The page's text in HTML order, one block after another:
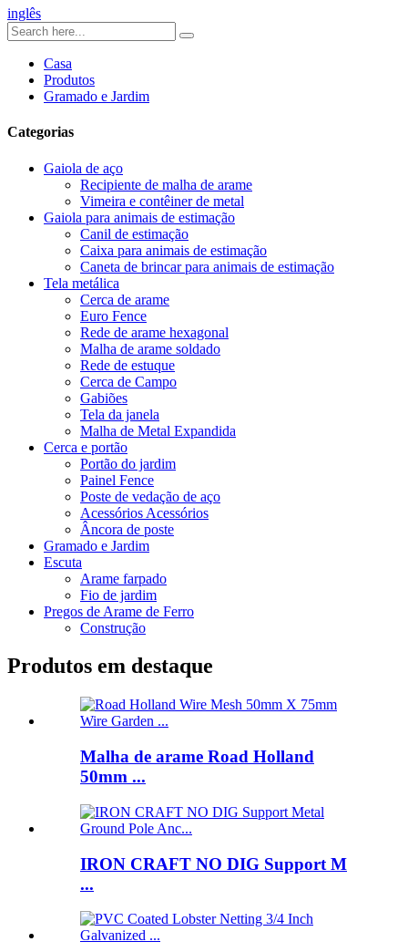
inglês
Casa
Produtos
Gramado e Jardim
Categorias
Gaiola de aço
Recipiente de malha de arame
Vimeira e contêiner de metal
Gaiola para animais de estimação
Canil de estimação
Caixa para animais de estimação
Caneta de brincar para animais de estimação
Tela metálica
Cerca de arame
Euro Fence
Rede de arame hexagonal
Malha de arame soldado
Rede de estuque
Cerca de Campo
Gabiões
Tela da janela
Malha de Metal Expandida
Cerca e portão
Portão do jardim
Painel Fence
Poste de vedação de aço
Acessórios Acessórios
Âncora de poste
Gramado e Jardim
Escuta
Arame farpado
Fio de jardim
Pregos de Arame de Ferro
Construção
Produtos em destaque
Malha de arame Road Holland
50mm ...
IRON CRAFT NO DIG Support M
...